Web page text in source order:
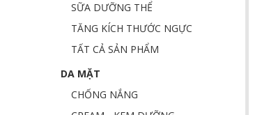
SỮA DƯỠNG THỂ
TĂNG KÍCH THƯỚC NGỰC
TẤT CẢ SẢN PHẨM
DA MẶT
CHỐNG NẮNG